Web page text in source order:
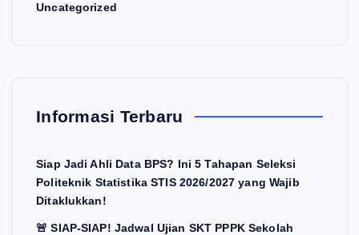
Uncategorized
Informasi Terbaru
Siap Jadi Ahli Data BPS? Ini 5 Tahapan Seleksi
Politeknik Statistika STIS 2026/2027 yang Wajib
Ditaklukkan!
🚨 SIAP-SIAP! Jadwal Ujian SKT PPPK Sekolah